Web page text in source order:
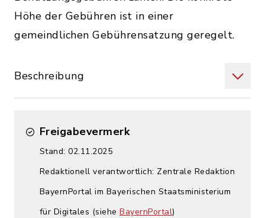
Höhe der Gebühren ist in einer
gemeindlichen Gebührensatzung geregelt.
Beschreibung
Freigabevermerk
Stand: 02.11.2025
Redaktionell verantwortlich: Zentrale Redaktion
BayernPortal im Bayerischen Staatsministerium
für Digitales (siehe BayernPortal)